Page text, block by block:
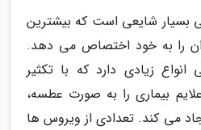
بسیار شایعی است که بیشترین
را به خود اختصاص می دهد.
زیادی دارد که با تکثیر
بیماری را به صورت عطسه،
می کند. تعدادی از ویروس ها